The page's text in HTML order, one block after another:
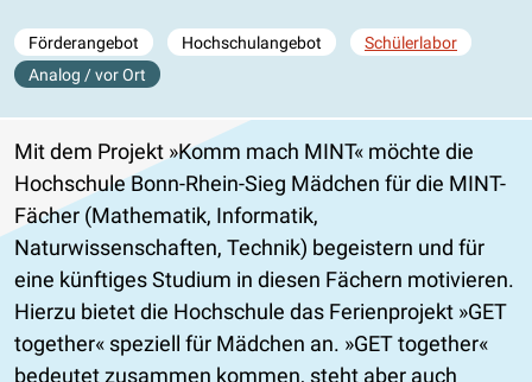
Förderangebot Hochschulangebot
Schülerlabor
Analog / vor Ort
Mit dem Projekt »Komm mach MINT« möchte die
Hochschule Bonn-Rhein-Sieg Mädchen für die MINT-
Fächer (Mathematik, Informatik,
Naturwissenschaften, Technik) begeistern und für
eine künftiges Studium in diesen Fächern motivieren.
Hierzu bietet die Hochschule das Ferienprojekt
GET
together
speziell für Mädchen an.
GET together
bedeutet zusammen kommen, steht aber auch